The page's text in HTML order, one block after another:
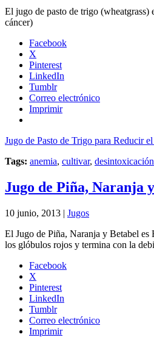
El jugo de pasto de trigo (wheatgrass)
cáncer)
Facebook
X
Pinterest
LinkedIn
Tumblr
Correo electrónico
Imprimir
Jugo de Pasto de Trigo para Reducir
Tags: anemia, cultivar, desintoxicación
Jugo de Piña, Naranja
10 junio, 2013 | Jugos
El Jugo de Piña, Naranja y Betabel es
los glóbulos rojos y termina con la
Facebook
X
Pinterest
LinkedIn
Tumblr
Correo electrónico
Imprimir